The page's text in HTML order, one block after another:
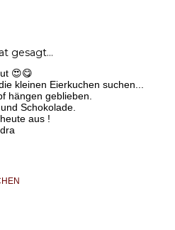
gesagt…
😍😋
kleinen Eierkuchen suchen...
hängen geblieben.
Schokolade.
aus !